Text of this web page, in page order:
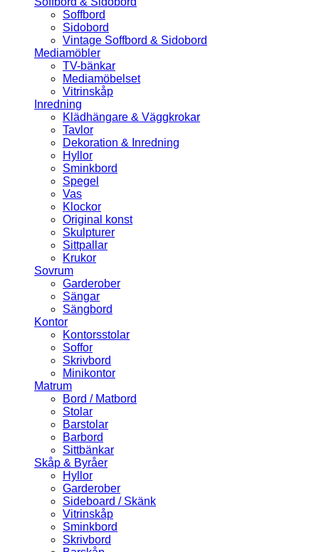
Soffbord
Sidobord
Vintage Soffbord & Sidobord
Mediamöbler
TV-bänkar
Mediamöbelset
Vitrinskåp
Inredning
Klädhängare & Väggkrokar
Tavlor
Dekoration & Inredning
Hyllor
Sminkbord
Spegel
Vas
Klockor
Original konst
Skulpturer
Sittpallar
Krukor
Sovrum
Garderober
Sängar
Sängbord
Kontor
Kontorsstolar
Soffor
Skrivbord
Minikontor
Matrum
Bord / Matbord
Stolar
Barstolar
Barbord
Sittbänkar
Skåp & Byråer
Hyllor
Garderober
Sideboard / Skänk
Vitrinskåp
Sminkbord
Skrivbord